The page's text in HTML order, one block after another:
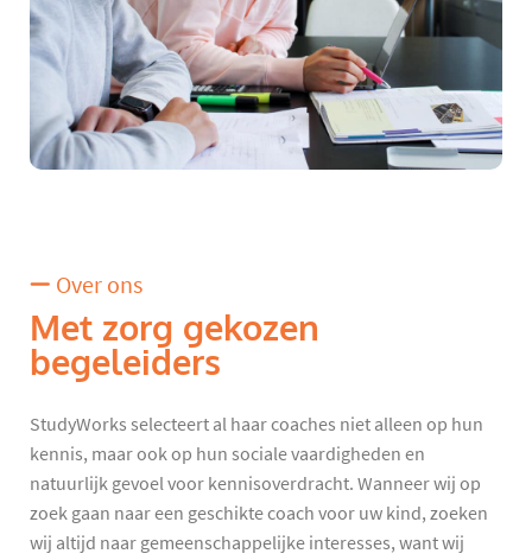
Over ons
Met zorg gekozen
begeleiders
StudyWorks selecteert al haar coaches niet alleen op hun
kennis, maar ook op hun sociale vaardigheden en
natuurlijk gevoel voor kennisoverdracht. Wanneer wij op
zoek gaan naar een geschikte coach voor uw kind, zoeken
wij altijd naar gemeenschappelijke interesses, want wij